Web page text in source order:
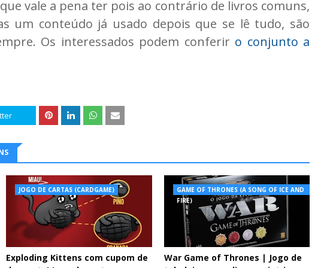
vale a pena ter pois ao contrário de livros comuns,
um conteúdo já usado depois que se lê tudo, são
Os interessados podem conferir o conjunto a
JOGO DE CARTAS (CARDGAME)
Exploding Kittens com cupom de
GAME OF THRONES (A SONG OF ICE AND
FIRE)
War Game of Thrones | Jogo de